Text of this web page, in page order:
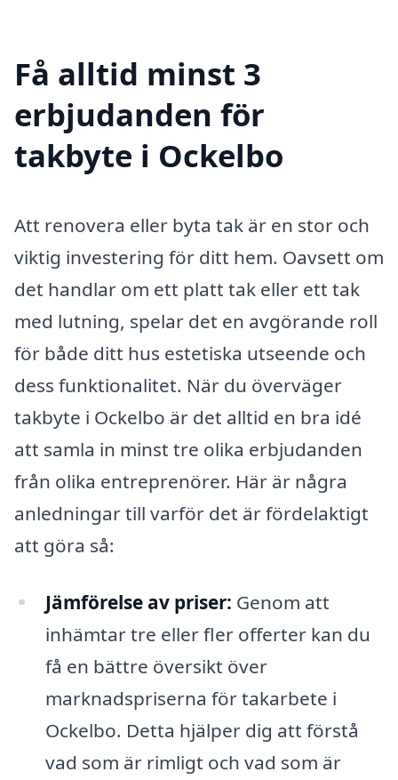
Få alltid minst 3
erbjudanden för
takbyte i Ockelbo
Att renovera eller byta tak är en stor och
viktig investering för ditt hem. Oavsett om
det handlar om ett platt tak eller ett tak
med lutning, spelar det en avgörande roll
för både ditt hus estetiska utseende och
dess funktionalitet. När du överväger
takbyte i Ockelbo är det alltid en bra idé
att samla in minst tre olika erbjudanden
från olika entreprenörer. Här är några
anledningar till varför det är fördelaktigt
att göra så:
Jämförelse av priser: Genom att
inhämtar tre eller fler offerter kan du
få en bättre översikt över
marknadspriserna för takarbete i
Ockelbo. Detta hjälper dig att förstå
vad som är rimligt och vad som är